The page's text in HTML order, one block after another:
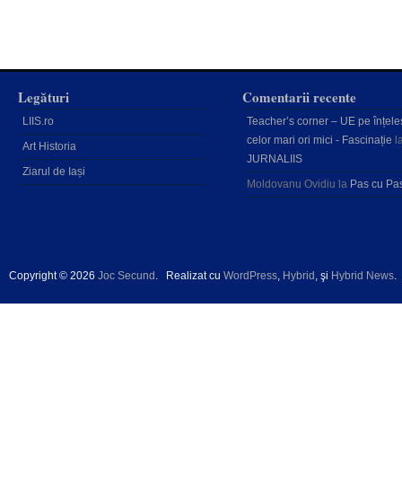
Legături
LIIS.ro
Art Historia
Ziarul de Iași
Comentarii recente
Teacher’s corner – UE pe
celor mari ori mici - Fascinație
JURNALIIS
Moldovanu Ovidiu la Pas cu
Copyright © 2026 Joc Secund . Realizat cu WordPress, Hybrid , şi Hybrid News.